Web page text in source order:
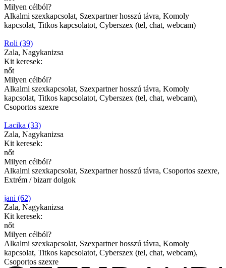
Milyen célból?
Alkalmi szexkapcsolat, Szexpartner hosszú távra, Komoly
kapcsolat, Titkos kapcsolatot, Cyberszex (tel, chat, webcam)
Roli (39)
Zala, Nagykanizsa
Kit keresek:
nőt
Milyen célból?
Alkalmi szexkapcsolat, Szexpartner hosszú távra, Komoly
kapcsolat, Titkos kapcsolatot, Cyberszex (tel, chat, webcam),
Csoportos szexre
Lacika (33)
Zala, Nagykanizsa
Kit keresek:
nőt
Milyen célból?
Alkalmi szexkapcsolat, Szexpartner hosszú távra, Csoportos szexre,
Extrém / bizarr dolgok
jani (62)
Zala, Nagykanizsa
Kit keresek:
nőt
Milyen célból?
Alkalmi szexkapcsolat, Szexpartner hosszú távra, Komoly
kapcsolat, Titkos kapcsolatot, Cyberszex (tel, chat, webcam),
Csoportos szexre